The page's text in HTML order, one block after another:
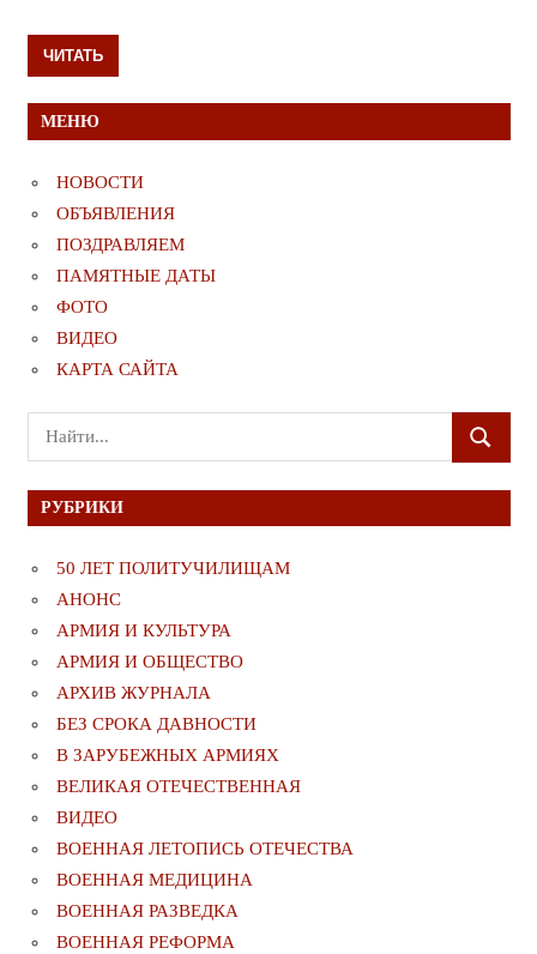
ЧИТАТЬ
МЕНЮ
НОВОСТИ
ОБЪЯВЛЕНИЯ
ПОЗДРАВЛЯЕМ
ПАМЯТНЫЕ ДАТЫ
ФОТО
ВИДЕО
КАРТА САЙТА
Поиск
для:
ПОИСК
РУБРИКИ
50 ЛЕТ ПОЛИТУЧИЛИЩАМ
АНОНС
АРМИЯ И КУЛЬТУРА
АРМИЯ И ОБЩЕСТВО
АРХИВ ЖУРНАЛА
БЕЗ СРОКА ДАВНОСТИ
В ЗАРУБЕЖНЫХ АРМИЯХ
ВЕЛИКАЯ ОТЕЧЕСТВЕННАЯ
ВИДЕО
ВОЕННАЯ ЛЕТОПИСЬ ОТЕЧЕСТВА
ВОЕННАЯ МЕДИЦИНА
ВОЕННАЯ РАЗВЕДКА
ВОЕННАЯ РЕФОРМА